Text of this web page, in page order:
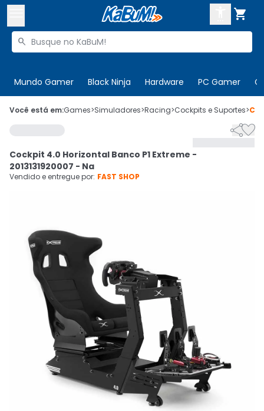

Buscar produtos

Mundo Gamer Black Ninja Hardware PC Gamer
 Olá. Acesse sua conta
Cupons
CADASTRE-SE
Você está em:Games>Simuladores>Racing>Cockpits e Suportes>

Cockpit 4.0 Horizontal Banco P1 Extreme -
2013131920007 - Na
Vendido e entregue por: FAST SHOP